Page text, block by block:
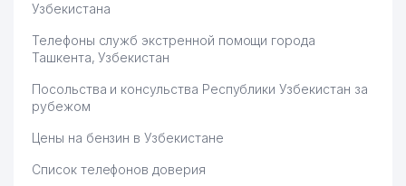
Узбекистана
Телефоны служб экстренной помощи города
Ташкента, Узбекистан
Посольства и консульства Республики Узбекистан за
рубежом
Цены на бензин в Узбекистане
Список телефонов доверия